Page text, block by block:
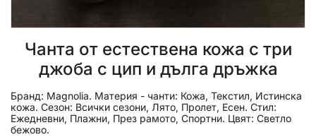
Чанта от естествена кожа с три
джоба с цип и дълга дръжка
Бранд: Magnolia. Материя - чанти: Кожа, Текстил, Истинска
кожа. Сезон: Всички сезони, Лято, Пролет, Есен. Стил:
Ежедневни, Плажни, През рамото, Спортни. Цвят: Светло
бежово.